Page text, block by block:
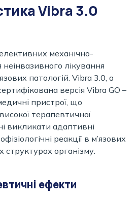
Vibra 3.0
механічно-
лікування
патологій. Vibra 3.0, а
версія Vibra GO –
пристрої, що
терапевтичної
викликати адаптивні
реакції в м’язових
структурах організму.
ефекти